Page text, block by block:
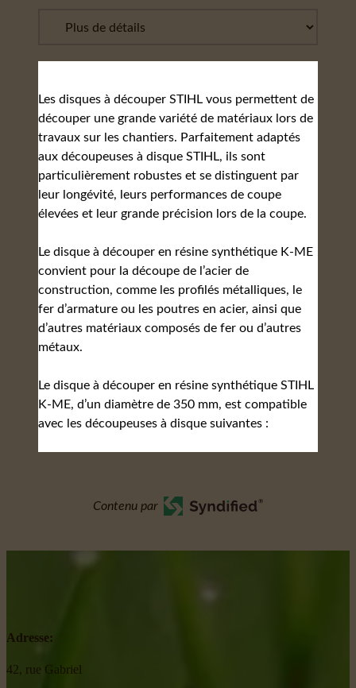
Les disques à découper STIHL vous permettent de
découper une grande variété de matériaux lors de
travaux sur les chantiers. Parfaitement adaptés
aux découpeuses à disque STIHL, ils sont
particulièrement robustes et se distinguent par
leur longévité, leurs performances de coupe
élevées et leur grande précision lors de la coupe.
Le disque à découper en résine synthétique K-ME
convient pour la découpe de l’acier de
construction, comme les profilés métalliques, le
fer d’armature ou les poutres en acier, ainsi que
d’autres matériaux composés de fer ou d’autres
métaux.
Le disque à découper en résine synthétique STIHL
K-ME, d’un diamètre de 350 mm, est compatible
avec les découpeuses à disque suivantes :
Contenu par
Adresse:
42, rue Gabriel